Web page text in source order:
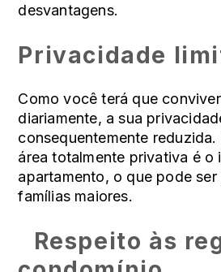
desvantagens.
Privacidade
Como você terá que
diariamente, a sua
consequentemente reduzida.
área totalmente privativa é o
apartamento, o que pode
famílias maiores.
Respeito às